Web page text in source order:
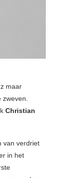
maar
Christian
van verdriet
in het